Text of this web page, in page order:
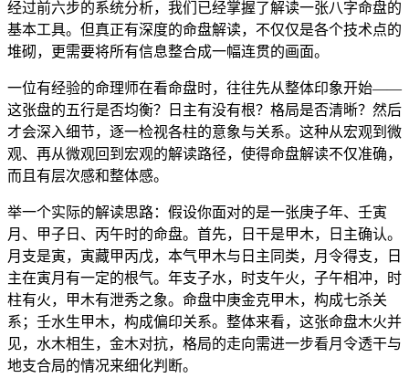
经过前六步的系统分析，我们已经掌握了解读一张八字命盘的
基本工具。但真正有深度的命盘解读，不仅仅是各个技术点的
堆砌，更需要将所有信息整合成一幅连贯的画面。
一位有经验的命理师在看命盘时，往往先从整体印象开始——
这张盘的五行是否均衡？日主有没有根？格局是否清晰？然后
才会深入细节，逐一检视各柱的意象与关系。这种从宏观到微
观、再从微观回到宏观的解读路径，使得命盘解读不仅准确，
而且有层次感和整体感。
举一个实际的解读思路：假设你面对的是一张庚子年、壬寅
月、甲子日、丙午时的命盘。首先，日干是甲木，日主确认。
月支是寅，寅藏甲丙戊，本气甲木与日主同类，月令得支，日
主在寅月有一定的根气。年支子水，时支午火，子午相冲，时
柱有火，甲木有泄秀之象。命盘中庚金克甲木，构成七杀关
系；壬水生甲木，构成偏印关系。整体来看，这张命盘木火并
见，水木相生，金木对抗，格局的走向需进一步看月令透干与
地支合局的情况来细化判断。